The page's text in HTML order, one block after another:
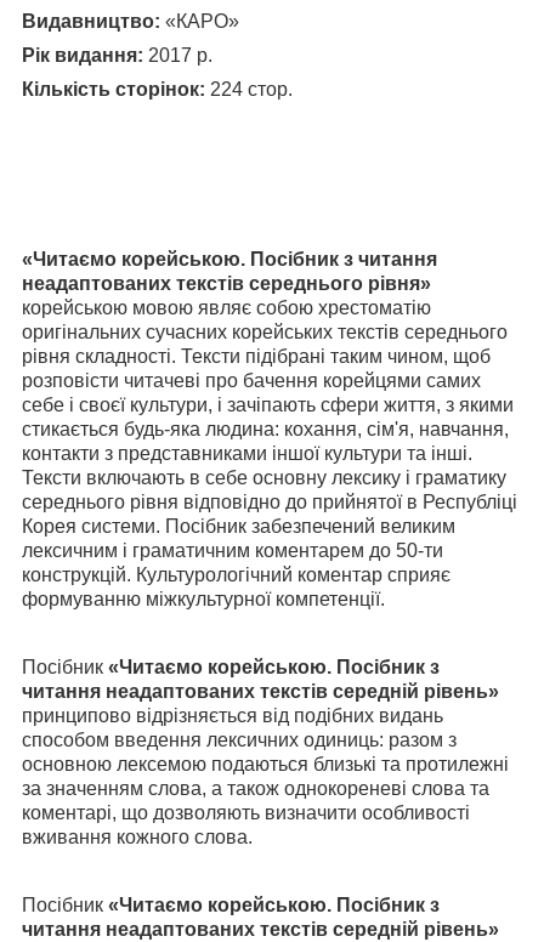
Видавництво: «КАРО»
Рік видання: 2017 р.
Кількість сторінок: 224 стор.
«Читаємо корейською. Посібник з читання
неадаптованих текстів середнього рівня»
корейською мовою являє собою хрестоматію
оригінальних сучасних корейських текстів середнього
рівня складності. Тексти підібрані таким чином, щоб
розповісти читачеві про бачення корейцями самих
себе і своєї культури, і зачіпають сфери життя, з якими
стикається будь-яка людина: кохання, сім'я, навчання,
контакти з представниками іншої культури та інші.
Тексти включають в себе основну лексику і граматику
середнього рівня відповідно до прийнятої в Республіці
Корея системи. Посібник забезпечений великим
лексичним і граматичним коментарем до 50-ти
конструкцій. Культурологічний коментар сприяє
формуванню міжкультурної компетенції.
Посібник «Читаємо корейською. Посібник з
читання неадаптованих текстів середній рівень»
принципово відрізняється від подібних видань
способом введення лексичних одиниць: разом з
основною лексемою подаються близькі та протилежні
за значенням слова, а також однокореневі слова та
коментарі, що дозволяють визначити особливості
вживання кожного слова.
Посібник «Читаємо корейською. Посібник з
читання неадаптованих текстів середній рівень»